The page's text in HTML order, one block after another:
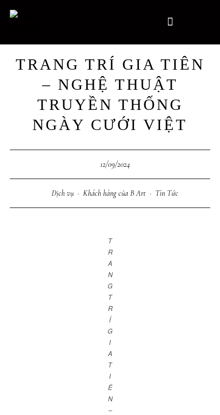
TRANG TRÍ GIA TIÊN
– NGHỆ THUẬT
TRUYỀN THỐNG
NGÀY CƯỚI VIỆT
12/09/2024
Dịch vụ · Khách hàng của B Art · Tin Tức
T
R
A
N
G
T
R
Í
G
I
A
T
I
Ê
N
–